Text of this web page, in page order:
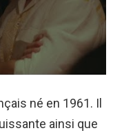
né en 1961. Il
ainsi que